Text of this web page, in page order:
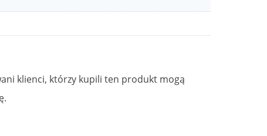
klienci, którzy kupili ten produkt mogą